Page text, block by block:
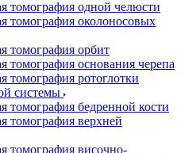
томография одной челюсти
томография околоносовых
томография орбит
томография основания черепа
томография ротоглотки
системы
томография бедренной кости
томография верхней
томография височно-